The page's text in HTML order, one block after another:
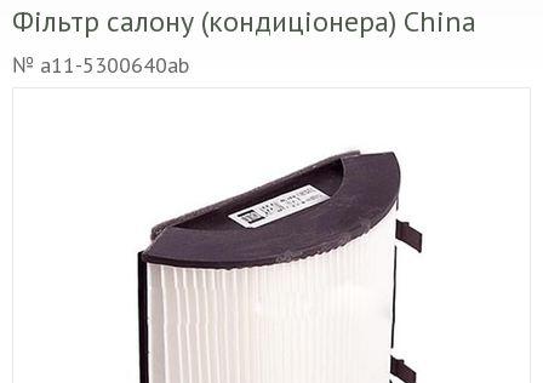
Фільтр салону (кондиціонера) China
№ a11-5300640ab